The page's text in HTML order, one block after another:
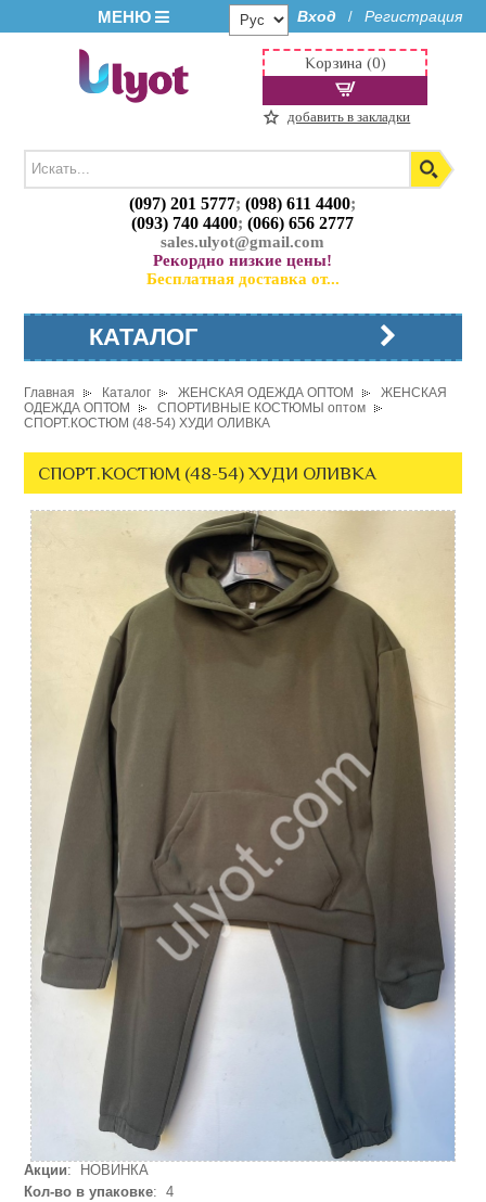
МЕНЮ Вход / Регистрация
(097) 201 5777;(098) 611 4400;
(093) 740 4400;(066) 656 2777
sales.ulyot@gmail.com
Рекордно низкие цены!
Бесплатная доставка от...
Корзина (0)
добавить в закладки
КАТАЛОГ
Главная Каталог ЖЕНСКАЯ ОДЕЖДА ОПТОМ
ЖЕНСКАЯ
ОДЕЖДА ОПТОМ
СПОРТИВНЫЕ КОСТЮМЫ оптом
СПОРТ.КОСТЮМ (48-54) ХУДИ ОЛИВКА
СПОРТ.КОСТЮМ (48-54) ХУДИ ОЛИВКА
Акции: НОВИНКА
Кол-во в упаковке: 4